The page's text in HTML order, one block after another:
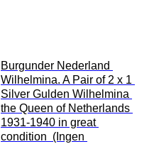
Burgunder Nederland
Wilhelmina. A Pair of 2 x 1
Silver Gulden Wilhelmina
the Queen of Netherlands
1931-1940 in great
condition  (Ingen